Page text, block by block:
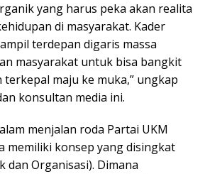
yang harus peka akan realita
di masyarakat. Kader
terdepan digaris massa
masyarakat untuk bisa bangkit
maju ke muka,” ungkap
konsultan media ini.
menjalan roda Partai UKM
memiliki konsep yang disingkat
dan Organisasi). Dimana